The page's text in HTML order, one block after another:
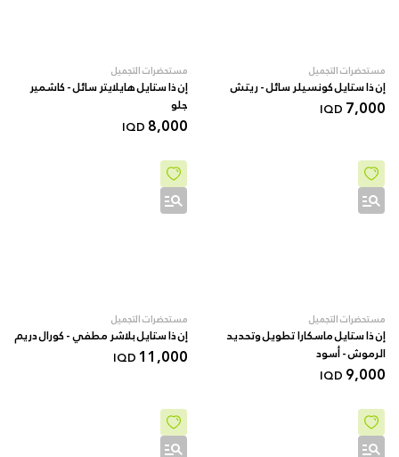
مستحضرات التجميل
إن ذا ستايل كونسيلر سائل - ريتش
7,000
IQD
مستحضرات التجميل
إن ذا ستايل هايلايتر سائل - كاشمير
جلو
8,000
IQD
مستحضرات التجميل
إن ذا ستايل ماسكارا تطويل وتحديد
الرموش - أسود
9,000
IQD
مستحضرات التجميل
إن ذا ستايل بلاشر مطفي - كورال دريم
11,000
IQD